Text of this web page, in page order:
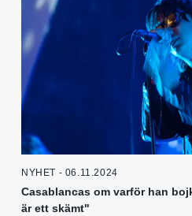
NYHET - 06.11.2024
Casablancas om varför han
är ett skämt"